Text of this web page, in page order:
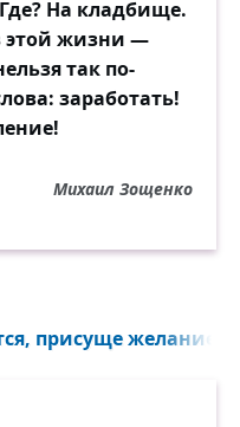
На кладбище.
этой жизни —
так по-
заработать!
Михаил Зощенко
присуще желание